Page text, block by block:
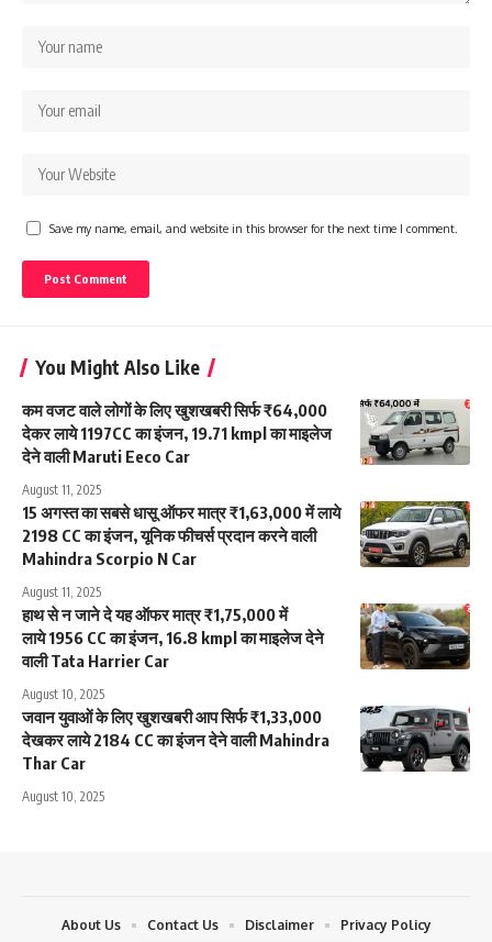
Save my name, email, and website in this browser for the next time I comment.
You Might Also Like
कम वजट वाले लोगों के लिए खुशखबरी सिर्फ ₹64,000
देकर लाये 1197CC का इंजन, 19.71 kmpl का माइलेज
देने वाली Maruti Eeco Car
August 11, 2025
15 अगस्त का सबसे धासू ऑफर मात्र ₹1,63,000 में लाये
2198 CC का इंजन, यूनिक फीचर्स प्रदान करने वाली
Mahindra Scorpio N Car
August 11, 2025
हाथ से न जाने दे यह ऑफर मात्र ₹1,75,000 में
लाये 1956 CC का इंजन, 16.8 kmpl का माइलेज देने
वाली Tata Harrier Car
August 10, 2025
जवान युवाओं के लिए खुशखबरी आप सिर्फ ₹1,33,000
देखकर लाये 2184 CC का इंजन देने वाली Mahindra
Thar Car
August 10, 2025
About Us Contact Us Disclaimer
Privacy Policy